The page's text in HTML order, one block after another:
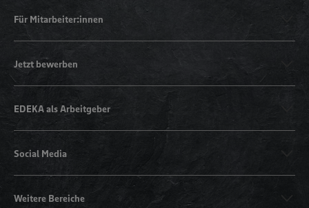
Für Mitarbeiter:innen
Jetzt bewerben
EDEKA als Arbeitgeber
Social Media
Weitere Bereiche